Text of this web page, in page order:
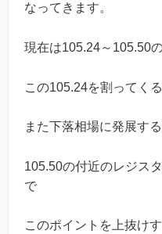
なってきます。
現在は105.24～105.50
この105.24を割ってく
また下落相場に発展す
105.50の付近のレジス
で
このポイントを上抜け